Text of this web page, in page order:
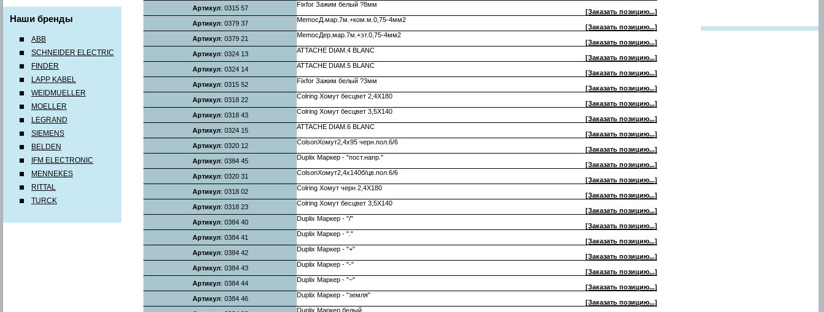
Наши бренды
ABB
SCHNEIDER ELECTRIC
FINDER
LAPP KABEL
WEIDMUELLER
MOELLER
LEGRAND
SIEMENS
BELDEN
IFM ELECTRONIC
MENNEKES
RITTAL
TURCK
Артикул: 0315 57
Fixfor Зажим белый ?8мм
[Заказать позицию...]
Артикул: 0379 37
MemocД.мар.7м.+ком.м.0,75-4мм2
[Заказать позицию...]
Артикул: 0379 21
MemocДер.мар.7м.+эт.0,75-4мм2
[Заказать позицию...]
Артикул: 0324 13
ATTACHE DIAM.4 BLANC
[Заказать позицию...]
Артикул: 0324 14
ATTACHE DIAM.5 BLANC
[Заказать позицию...]
Артикул: 0315 52
Fixfor Зажим белый ?3мм
[Заказать позицию...]
Артикул: 0318 22
Colring Хомут бесцвет 2,4X180
[Заказать позицию...]
Артикул: 0318 43
Colring Хомут бесцвет 3,5X140
[Заказать позицию...]
Артикул: 0324 15
ATTACHE DIAM.6 BLANC
[Заказать позицию...]
Артикул: 0320 12
ColsonХомут2,4х95 черн.пол.6/6
[Заказать позицию...]
Артикул: 0384 45
Duplix Маркер - "пост.напр."
[Заказать позицию...]
Артикул: 0320 31
ColsonХомут2,4х140б/цв.пол.6/6
[Заказать позицию...]
Артикул: 0318 02
Colring Хомут черн 2,4X180
[Заказать позицию...]
Артикул: 0318 23
Colring Хомут бесцвет 3,5X140
[Заказать позицию...]
Артикул: 0384 40
Duplix Маркер - "/"
[Заказать позицию...]
Артикул: 0384 41
Duplix Маркер - "."
[Заказать позицию...]
Артикул: 0384 42
Duplix Маркер - "+"
[Заказать позицию...]
Артикул: 0384 43
Duplix Маркер - "-"
[Заказать позицию...]
Артикул: 0384 44
Duplix Маркер - "~"
[Заказать позицию...]
Артикул: 0384 46
Duplix Маркер - "земля"
[Заказать позицию...]
Duplix Маркер белый